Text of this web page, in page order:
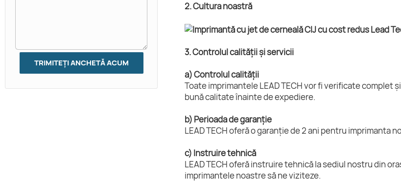
2. Cultura noastră
3. Controlul calității și servicii
a) Controlul calității
Toate imprimantele LEAD TECH vor fi verificate complet
bună calitate înainte de expediere.
b) Perioada de garanție
LEAD TECH oferă o garanție de 2 ani pentru imprimanta
c) Instruire tehnică
LEAD TECH oferă instruire tehnică la sediul nostru din
imprimantele noastre să ne viziteze.
TRIMITEȚI ANCHETĂ ACUM